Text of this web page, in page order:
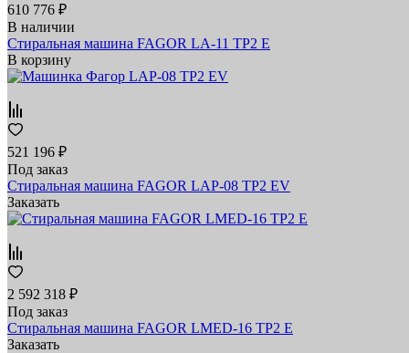
610 776 ₽
В наличии
Стиральная машина FAGOR LA-11 TP2 E
В корзину
521 196 ₽
Под заказ
Стиральная машина FAGOR LAP-08 TP2 EV
Заказать
2 592 318 ₽
Под заказ
Стиральная машина FAGOR LMED-16 TP2 E
Заказать